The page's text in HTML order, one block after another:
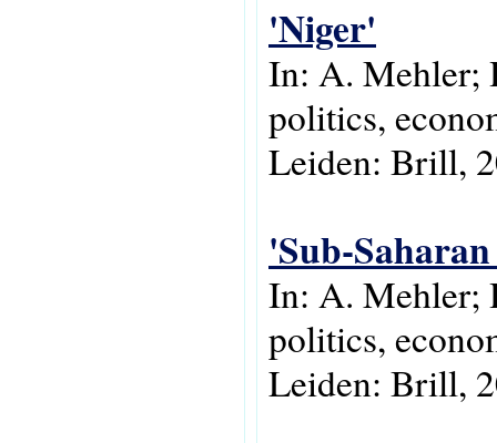
'Niger'
In: A. Mehler;
politics,
Leiden: Brill,
'Sub-
In: A. Mehler;
politics,
Leiden: Brill,